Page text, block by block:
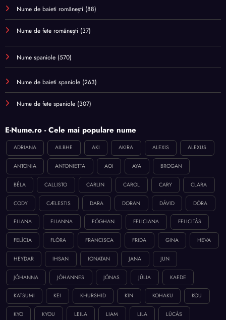
Nume de baieti românești (88)
Nume de fete românești (37)
Nume spaniole (570)
Nume de baieti spaniole (263)
Nume de fete spaniole (307)
E-Nume.ro - Cele mai populare nume
ADRIANA AILBHE AKI AKIRA ALEXIS ALEXUS
ANTONIA ANTONIETTA AOI AYA BROGAN
BÉLA CALLISTO CARLIN CAROL CARY CLARA
CODY CÆLESTIS DARA DORAN DÁVID DÓRA
ELIANA ELIANNA EÓGHAN FELICIANA FELICITÁS
FELÍCIA FLÓRA FRANCISCA FRIDA GINA HEVA
HEYDAR IHSAN IONATAN JANA JUN
JÓHANNA JÓHANNES JÓNAS JÚLIA KAEDE
KATSUMI KEI KHURSHID KIN KOHAKU KOU
KYO KYOU LEILA LIAM LILA LÚCÁS